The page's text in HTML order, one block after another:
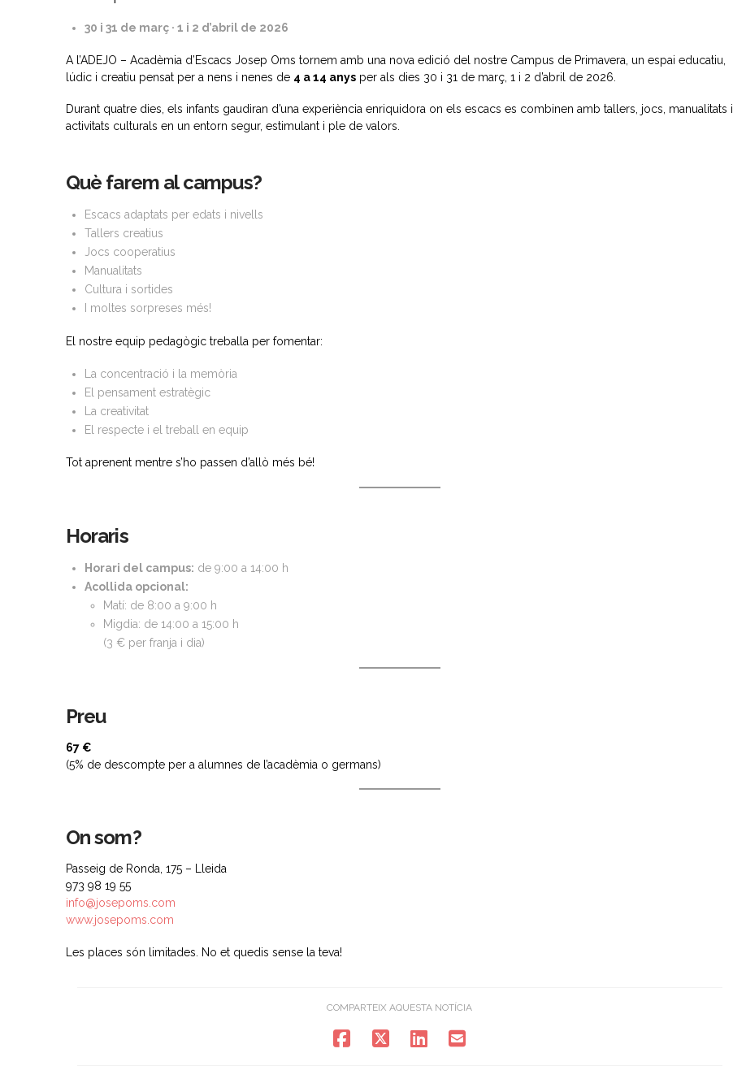
30 i 31 de març · 1 i 2 d’abril de 2026
A l’ADEJO – Acadèmia d’Escacs Josep Oms tornem amb una nova edició del nostre Campus de Primavera, un espai educatiu,
lúdic i creatiu pensat per a nens i nenes de 4 a 14 anysper als dies 30 i 31 de març, 1 i 2 d’abril de 2026.
Durant quatre dies, els infants gaudiran d’una experiència enriquidora on els escacs es combinen amb tallers, jocs, manualitats i
activitats culturals en un entorn segur, estimulant i ple de valors.
Què farem al campus?
Escacs adaptats per edats i nivells
Tallers creatius
Jocs cooperatius
Manualitats
Cultura i sortides
I moltes sorpreses més!
El nostre equip pedagògic treballa per fomentar:
La concentració i la memòria
El pensament estratègic
La creativitat
El respecte i el treball en equip
Tot aprenent mentre s’ho passen d’allò més bé!
Horaris
Horari del campus: de 9:00 a 14:00 h
Acollida opcional:
Matí: de 8:00 a 9:00 h
Migdia: de 14:00 a 15:00 h
(3 € per franja i dia)
Preu
67 €
(5% de descompte per a alumnes de l’acadèmia o germans)
On som?
Passeig de Ronda, 175 – Lleida
973 98 19 55
info@josepoms.com
www.josepoms.com
Les places són limitades. No et quedis sense la teva!
COMPARTEIX AQUESTA NOTÍCIA